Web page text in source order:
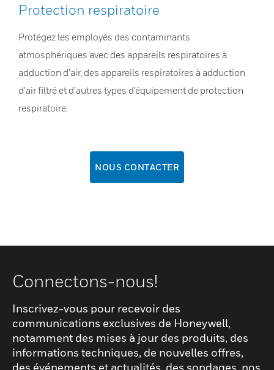
Protection respiratoire
Protégez les employés des contaminants
atmosphériques avec des appareils respiratoires à
adduction d’air, des appareils respiratoires à adduction
d’air filtré et d’autres types d’équipement de protection
respiratoire.
NOUS CONTACTER
Connectons-nous!
Inscrivez-vous pour recevoir des
communications exclusives de Honeywell,
notamment des mises à jour des produits, des
informations techniques, de nouvelles offres,
des événements et actualités, des sondages, nos